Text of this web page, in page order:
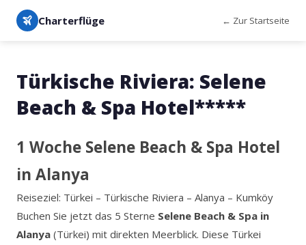
Charterflüge ← Zur Startseite
Türkische Riviera: Selene
Beach & Spa Hotel*****
1 Woche Selene Beach & Spa Hotel
in Alanya
Reiseziel: Türkei – Türkische Riviera – Alanya – Kumköy
Buchen Sie jetzt das 5 Sterne Selene Beach & Spa in
Alanya (Türkei) mit direkten Meerblick. Diese Türkei